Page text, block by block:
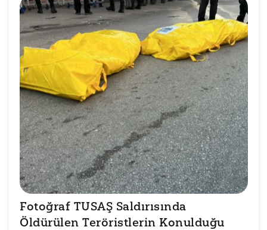
Fotoğraf TUSAŞ Saldırısında
Öldürülen Teröristlerin Konulduğu